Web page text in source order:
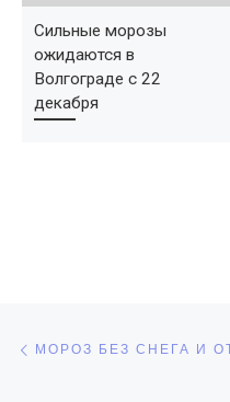
Сильные морозы
ожидаются в
Волгограде с 22
декабря
Навигация